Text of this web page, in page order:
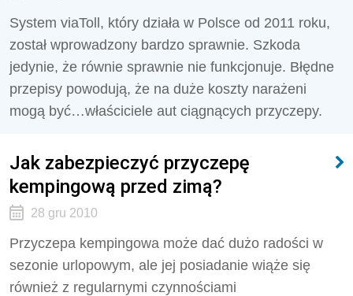
System viaToll, który działa w Polsce od 2011 roku,
został wprowadzony bardzo sprawnie. Szkoda
jedynie, że równie sprawnie nie funkcjonuje. Błędne
przepisy powodują, że na duże koszty narażeni
mogą być…właściciele aut ciągnących przyczepy.
Jak zabezpieczyć przyczepę
kempingową przed zimą?
28 gru 2010
Przyczepa kempingowa może dać dużo radości w
sezonie urlopowym, ale jej posiadanie wiąże się
również z regularnymi czynnościami